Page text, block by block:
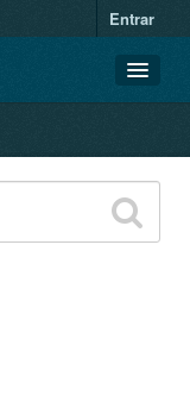
Entrar